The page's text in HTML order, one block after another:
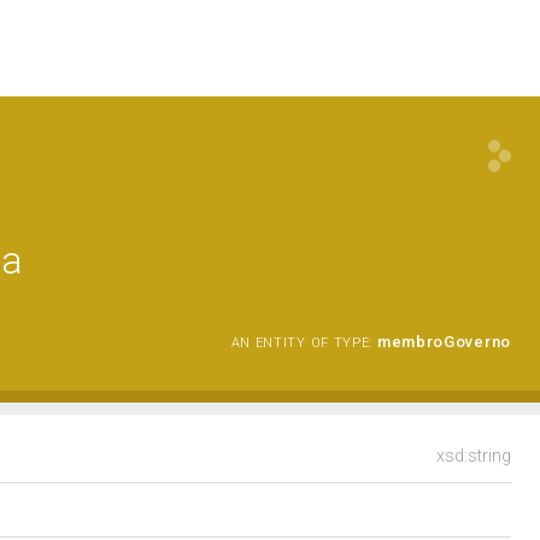
AN ENTITY OF TYPE: membroGoverno
xsd:string